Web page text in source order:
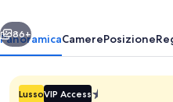
Cinque
Terre
Avanti
86+
PanoramicaCamerePosizione
LussoVIP AccessStruttura